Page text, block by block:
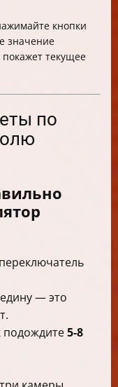
кнопки
значение
текущее
по
— это
подождите5-8